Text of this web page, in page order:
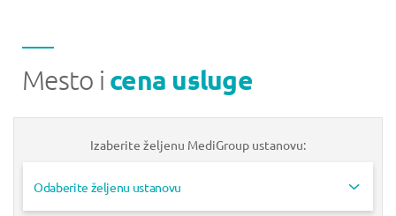
Mesto i cena usluge
Izaberite željenu MediGroup ustanovu:
Odaberite željenu ustanovu